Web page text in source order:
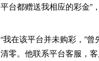
平台都赠送我相应的彩金”
“我在该平台并未购彩，”
清零。他联系平台客服，